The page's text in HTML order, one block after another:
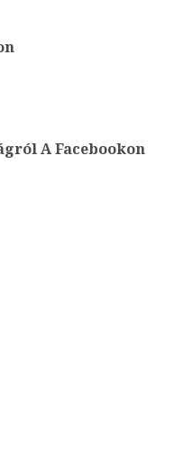
A Facebookon